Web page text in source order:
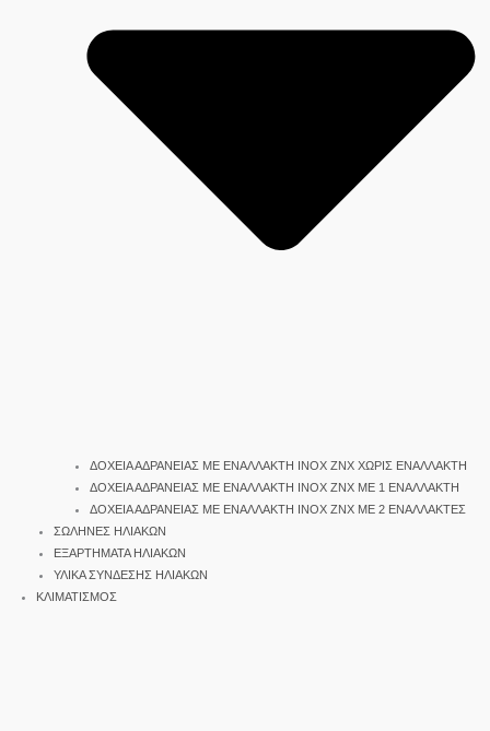
ΔΟΧΕΙΑ ΑΔΡΑΝΕΙΑΣ ΜΕ ΕΝΑΛΛΑΚΤΗ INOX ΖΝΧ ΧΩΡΙΣ ΕΝΑΛΛΑΚΤΗ
ΔΟΧΕΙΑ ΑΔΡΑΝΕΙΑΣ ΜΕ ΕΝΑΛΛΑΚΤΗ INOX ΖΝΧ ΜΕ 1 ΕΝΑΛΛΑΚΤΗ
ΔΟΧΕΙΑ ΑΔΡΑΝΕΙΑΣ ΜΕ ΕΝΑΛΛΑΚΤΗ INOX ΖΝΧ ΜΕ 2 ΕΝΑΛΛΑΚΤΕΣ
ΣΩΛΗΝΕΣ ΗΛΙΑΚΩΝ
ΕΞΑΡΤΗΜΑΤΑ ΗΛΙΑΚΩΝ
ΥΛΙΚΑ ΣΥΝΔΕΣΗΣ ΗΛΙΑΚΩΝ
ΚΛΙΜΑΤΙΣΜΟΣ